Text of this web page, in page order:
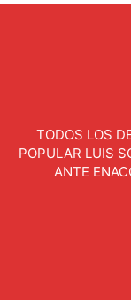
TODOS LOS
POPULAR LUIS
ANTE